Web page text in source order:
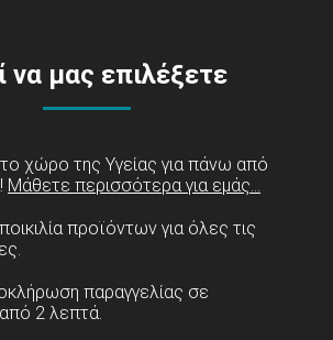
να μας επιλέξετε
χώρο της Υγείας για πάνω από
Μάθετε περισσότερα για εμάς...
προϊόντων για όλες τις
παραγγελίας σε
2 λεπτά.